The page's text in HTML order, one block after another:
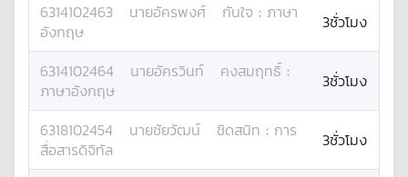
6314102463 นายอัครพงศ์ กันใจ : ภาษา
อังกฤษ
3ชั่วโมง
6314102464 นายอัครวินท์ คงสมฤทธิ์ :
ภาษาอังกฤษ
3ชั่วโมง
6318102454 นายชัยวัฒน์ ชิดสนิท : การ
สื่อสารดิจิทัล
3ชั่วโมง